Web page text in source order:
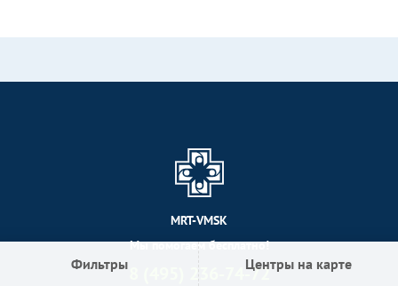
Фильтры Центры на карте
MRT-VMSK
Мы помогаем бесплатно!
8 (495) 236-74-72